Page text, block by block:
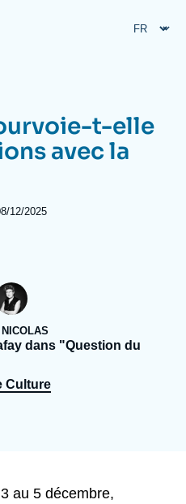
Orient
t-elle
avec la
12/2025
dans "Question du
Culture
au 5 décembre,